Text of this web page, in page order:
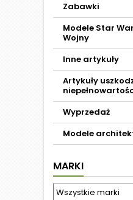
Zabawki
Modele Star
Wojny
Inne artykuły
Artykuły
Wyprzedaż
Modele
MARKI